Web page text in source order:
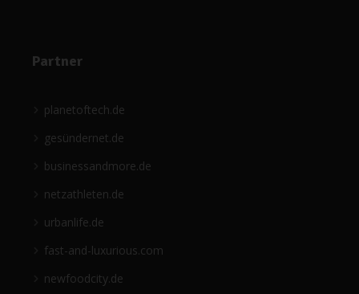
Partner
planetoftech.de
gesündernet.de
businessandmore.de
netzathleten.de
urbanlife.de
fast-and-luxurious.com
newfoodcity.de